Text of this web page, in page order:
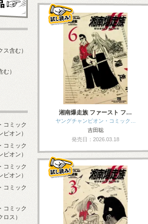
湘南爆走族 ファースト フ…
ヤングチャンピオン・コミック…
吉田聡
発売日：2026.03.18
ス含む）
む）
コミック
オン）
コミック
オン）
コミック
オン）
コミック
コミック
ス）